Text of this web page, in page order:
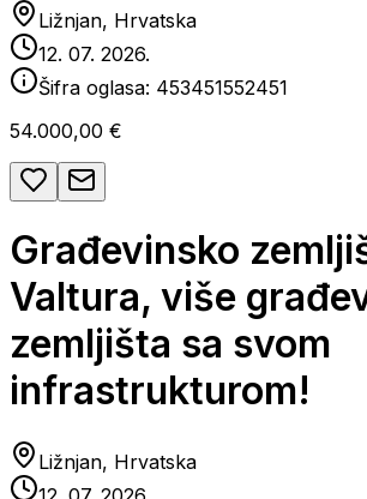
Ližnjan, Hrvatska
12. 07. 2026.
Šifra oglasa: 453451552451
54.000,00 €
Građevinsko
Valtura, više
zemljišta sa svom
infrastrukturom!
Ližnjan, Hrvatska